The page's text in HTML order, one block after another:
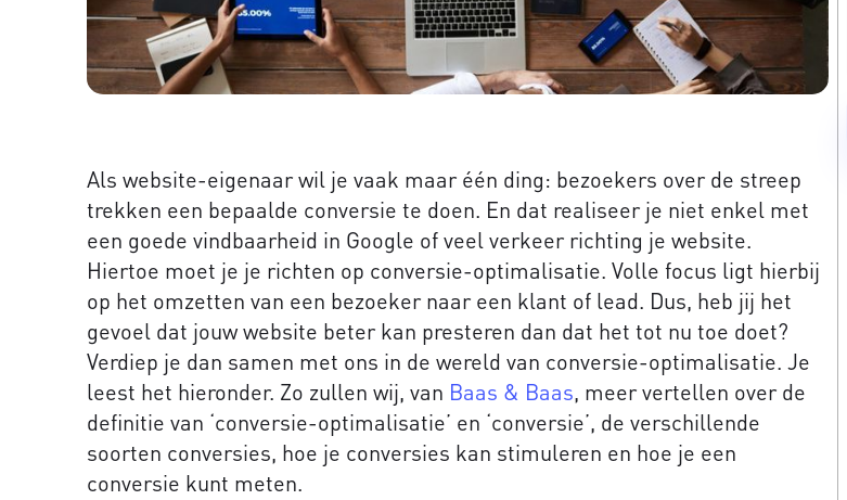
Als website-eigenaar wil je vaak maar één ding: bezoekers over de streep
trekken een bepaalde conversie te doen. En dat realiseer je niet enkel met
een goede vindbaarheid in Google of veel verkeer richting je website.
Hiertoe moet je je richten op conversie-optimalisatie. Volle focus ligt hierbij
op het omzetten van een bezoeker naar een klant of lead. Dus, heb jij het
gevoel dat jouw website beter kan presteren dan dat het tot nu toe doet?
Verdiep je dan samen met ons in de wereld van conversie-optimalisatie. Je
leest het hieronder. Zo zullen wij, van Baas & Baas, meer vertellen over de
definitie van ‘conversie-optimalisatie’ en ‘conversie’, de verschillende
soorten conversies, hoe je conversies kan stimuleren en hoe je een
conversie kunt meten.